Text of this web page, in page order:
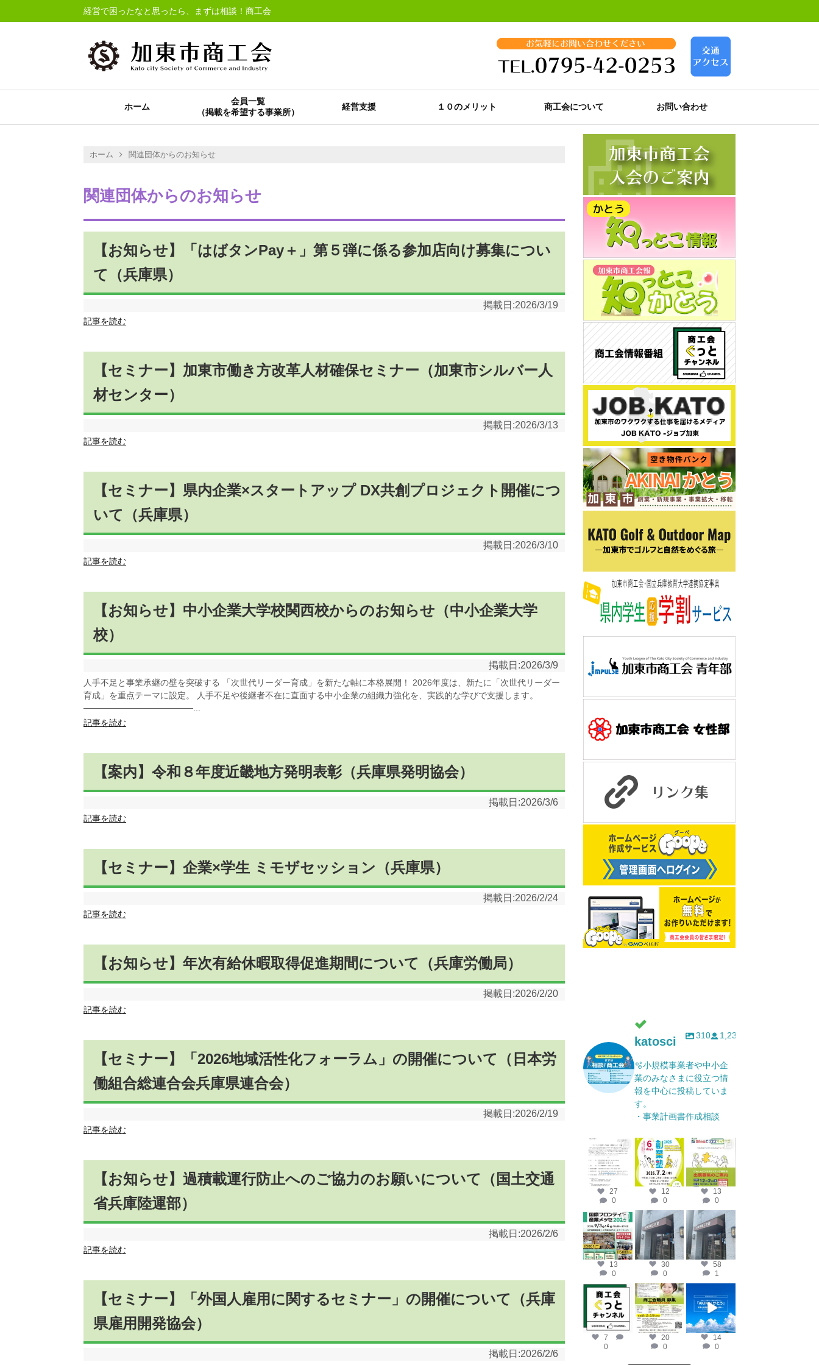
経営で困ったなと思ったら、まずは相談！商工会
ホーム
会員一覧
経営支援 １０のメリット 商工会について お問い合わせ
ホーム 関連団体からのお知らせ
関連団体からのお知らせ
【お知らせ】「はばタンPay＋」第５弾に係る参加店向け募集につい
て（兵庫県）
掲載日:2026/3/19
記事を読む
【セミナー】加東市働き方改革人材確保セミナー（加東市シルバー人
材センター）
掲載日:2026/3/13
記事を読む
【セミナー】県内企業×スタートアップ DX共創プロジェクト開催につ
いて（兵庫県）
掲載日:2026/3/10
記事を読む
【お知らせ】中小企業大学校関西校からのお知らせ（中小企業大学
校）
掲載日:2026/3/9
人手不足と事業承継の壁を突破する 「次世代リーダー育成」を新たな軸に本格展開！ 2026年度は、新たに「次世代リーダー
育成」を重点テーマに設定。 人手不足や後継者不在に直面する中小企業の組織力強化を、実践的な学びで支援します。
──────────────────...
記事を読む
【案内】令和８年度近畿地方発明表彰（兵庫県発明協会）
掲載日:2026/3/6
記事を読む
【セミナー】企業×学生 ミモザセッション（兵庫県）
掲載日:2026/2/24
記事を読む
【お知らせ】年次有給休暇取得促進期間について（兵庫労働局）
掲載日:2026/2/20
記事を読む
【セミナー】「2026地域活性化フォーラム」の開催について（日本労
働組合総連合会兵庫県連合会）
掲載日:2026/2/19
記事を読む
【お知らせ】過積載運行防止へのご協力のお願いについて（国土交通
省兵庫陸運部）
掲載日:2026/2/6
記事を読む
【セミナー】「外国人雇用に関するセミナー」の開催について（兵庫
県雇用開発協会）
掲載日:2026/2/6
katosci 310 1,232
🫧小規模事業者や中小企
業のみなさまに役立つ情
報を中心に投稿していま
す。
・事業計画書作成相談
katosci
6月 17
27
0
katosci
6月 12
12
0
katosci
4月 14
13
0
katosci
4月 10
13
0
katosci
4月 9
30
0
katosci
4月 8
58
1
katosci
2月 19
7
0
katosci
2月 12
20
0
2月 2
14
0